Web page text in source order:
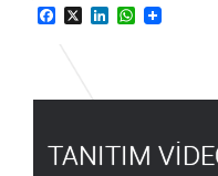
Facebook
X LinkedInWhatsApp
TANITIM